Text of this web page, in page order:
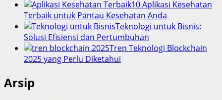
10 Aplikasi Kesehatan
Terbaik untuk Pantau Kesehatan Anda
Teknologi untuk Bisnis:
Solusi Efisiensi dan Pertumbuhan
Tren Teknologi Blockchain
2025 yang Perlu Diketahui
Arsip